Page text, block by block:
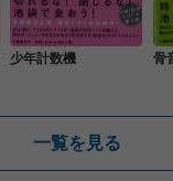
少年計数機 骨
一覧を見る